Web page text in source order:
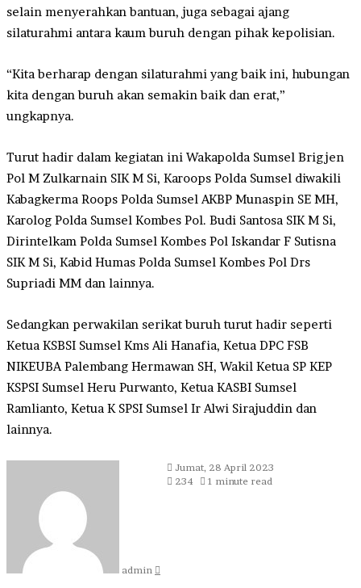
selain menyerahkan bantuan, juga sebagai ajang
silaturahmi antara kaum buruh dengan pihak kepolisian.
“Kita berharap dengan silaturahmi yang baik ini, hubungan
kita dengan buruh akan semakin baik dan erat,”
ungkapnya.
Turut hadir dalam kegiatan ini Wakapolda Sumsel Brigjen
Pol M Zulkarnain SIK M Si, Karoops Polda Sumsel diwakili
Kabagkerma Roops Polda Sumsel AKBP Munaspin SE MH,
Karolog Polda Sumsel Kombes Pol. Budi Santosa SIK M Si,
Dirintelkam Polda Sumsel Kombes Pol Iskandar F Sutisna
SIK M Si, Kabid Humas Polda Sumsel Kombes Pol Drs
Supriadi MM dan lainnya.
Sedangkan perwakilan serikat buruh turut hadir seperti
Ketua KSBSI Sumsel Kms Ali Hanafia, Ketua DPC FSB
NIKEUBA Palembang Hermawan SH, Wakil Ketua SP KEP
KSPSI Sumsel Heru Purwanto, Ketua KASBI Sumsel
Ramlianto, Ketua K SPSI Sumsel Ir Alwi Sirajuddin dan
lainnya.
admin
Send
an
Jumat, 28 April 2023
234
1 minute read